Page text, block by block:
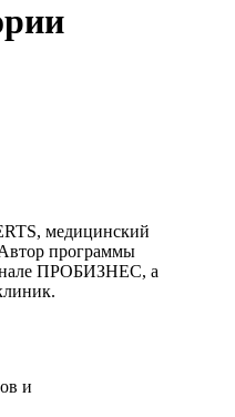
медицинский
программы
ПРОБИЗНЕС, а
и